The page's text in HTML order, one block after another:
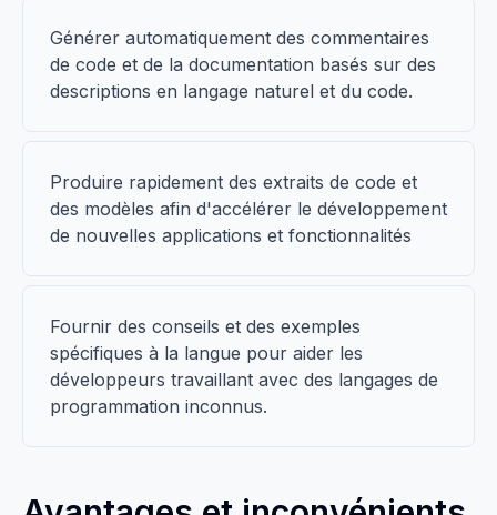
Générer automatiquement des commentaires
de code et de la documentation basés sur des
descriptions en langage naturel et du code.
Produire rapidement des extraits de code et
des modèles afin d'accélérer le développement
de nouvelles applications et fonctionnalités
Fournir des conseils et des exemples
spécifiques à la langue pour aider les
développeurs travaillant avec des langages de
programmation inconnus.